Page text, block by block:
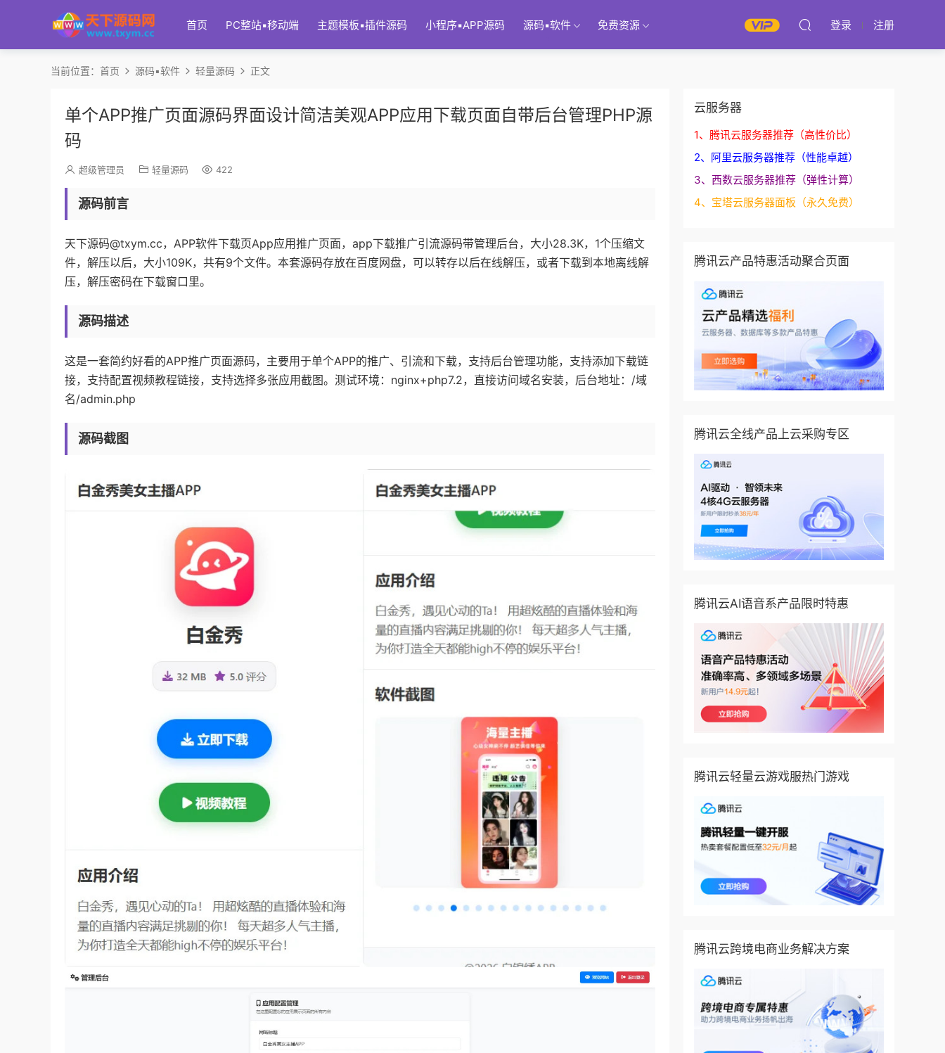
首页 PC整站▪移动端 主题模板▪插件源码 小程序▪APP源码 源码▪软件 免费资源 登录 注册
当前位置： 首页 源码▪软件 轻量源码 正文
单个APP推广页面源码界面设计简洁美观APP应用下载页面自带后台管理PHP源
码
超级管理员 轻量源码 422
源码前言
天下源码@txym.cc，APP软件下载页App应用推广页面，app下载推广引流源码带管理后台，大小28.3K，1个压缩文
件，解压以后，大小109K，共有9个文件。本套源码存放在百度网盘，可以转存以后在线解压，或者下载到本地离线解
压，解压密码在下载窗口里。
源码描述
这是一套简约好看的APP推广页面源码，主要用于单个APP的推广、引流和下载，支持后台管理功能，支持添加下载链
接，支持配置视频教程链接，支持选择多张应用截图。测试环境：nginx+php7.2，直接访问域名安装，后台地址：/域
名/admin.php
源码截图
云服务器
1、腾讯云服务器推荐（高性价比）
2、阿里云服务器推荐（性能卓越）
3、西数云服务器推荐（弹性计算）
4、宝塔云服务器面板（永久免费）
腾讯云产品特惠活动聚合页面
腾讯云全线产品上云采购专区
腾讯云AI语音系产品限时特惠
腾讯云轻量云游戏服热门游戏
腾讯云跨境电商业务解决方案